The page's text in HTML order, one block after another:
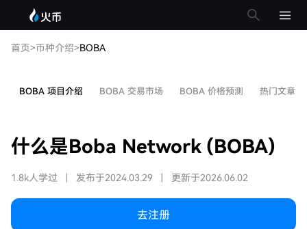
首页>币种介绍>BOBA
BOBA 项目介绍 BOBA 交易市场 BOBA 价格预测 热门文章
什么是Boba Network (BOBA)
1.8k人学过 发布于2024.03.29 更新于2026.06.02
去注册